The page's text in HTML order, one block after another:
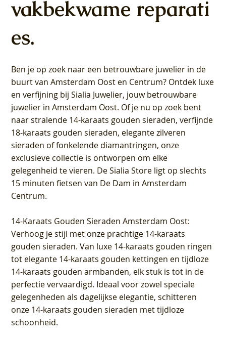
vakbekwame reparati
es.
Ben je op zoek naar een betrouwbare juwelier in de
buurt van Amsterdam Oost en Centrum? Ontdek luxe
en verfijning bij Sialia Juwelier, jouw betrouwbare
juwelier in Amsterdam Oost. Of je nu op zoek bent
naar stralende 14-karaats gouden sieraden, verfijnde
18-karaats gouden sieraden, elegante zilveren
sieraden of fonkelende diamantringen, onze
exclusieve collectie is ontworpen om elke
gelegenheid te vieren. De Sialia Store ligt op slechts
15 minuten fietsen van De Dam in Amsterdam
Centrum.
14-Karaats Gouden Sieraden Amsterdam Oost:
Verhoog je stijl met onze prachtige 14-karaats
gouden sieraden. Van luxe 14-karaats gouden ringen
tot elegante 14-karaats gouden kettingen en tijdloze
14-karaats gouden armbanden, elk stuk is tot in de
perfectie vervaardigd. Ideaal voor zowel speciale
gelegenheden als dagelijkse elegantie, schitteren
onze 14-karaats gouden sieraden met tijdloze
schoonheid.